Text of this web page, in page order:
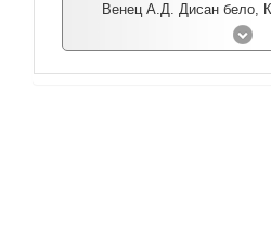
Венец А.Д. Дисан бело,